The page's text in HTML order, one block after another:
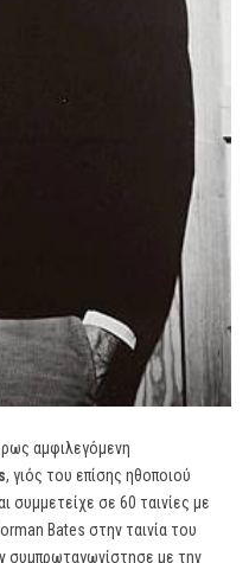
αμφιλεγόμενη
, γιός του επίσης ηθοποιού
συμμετείχε σε 60 ταινίες με
Bates στην ταινία του
συμπρωταγωνίστησε με την